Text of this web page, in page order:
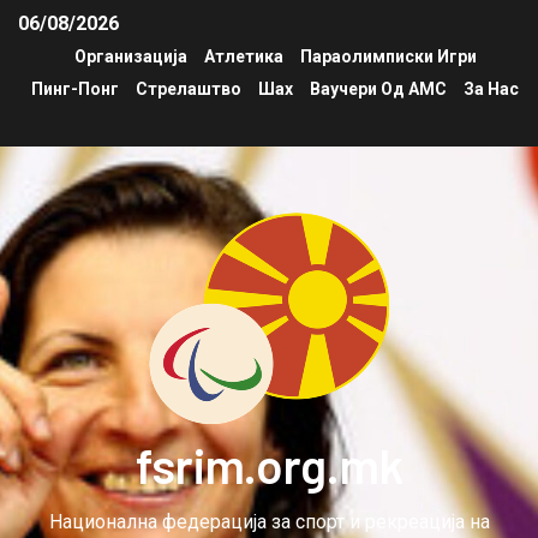
06/08/2026
Организација Атлетика
Параолимписки Игри
Пинг-Понг
Стрелаштво Шах Ваучери Од АМС За Нас
fsrim.org.mk
Национална федерација за спорт и рекреација на